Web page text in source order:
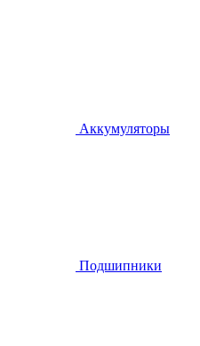
Аккумуляторы
Подшипники